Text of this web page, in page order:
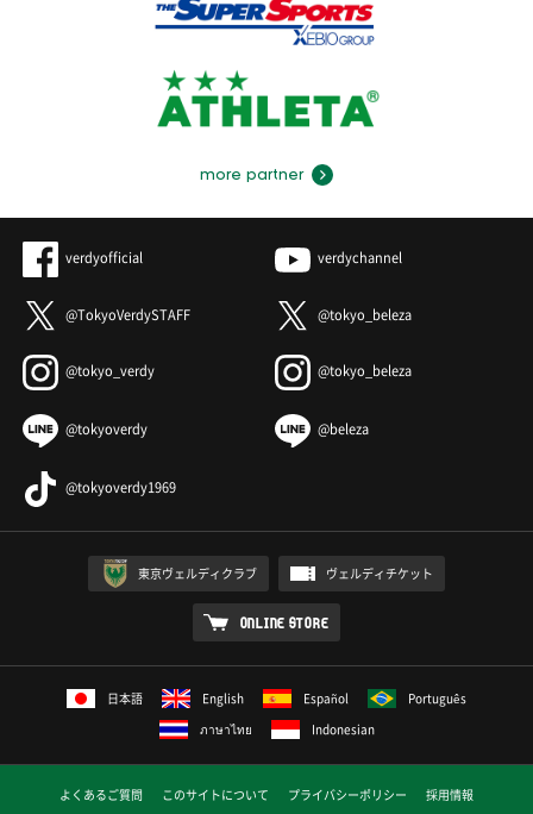
more partner
verdyofficial verdychannel
@TokyoVerdySTAFF @tokyo_beleza
@tokyo_verdy @tokyo_beleza
@tokyoverdy @beleza
@tokyoverdy1969
東京ヴェルディクラブ ヴェルディチケット
ONLINE STORE
日本語 English Español
Português
ภาษาไทย
Indonesian
よくあるご質問 このサイトについて プライバシーポリシー 採用情報